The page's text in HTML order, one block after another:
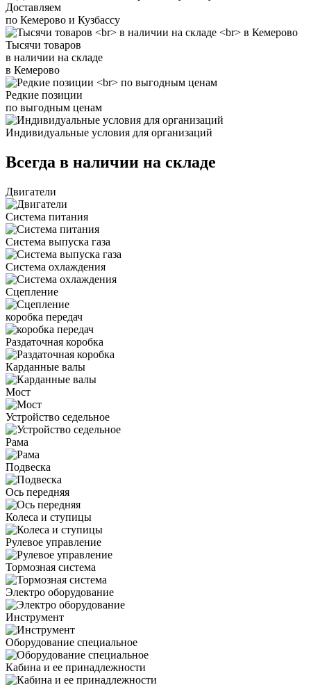
Доставляем
по Кемерово и Кузбассу
Тысячи товаров
в наличии на складе
в Кемерово
Редкие позиции
по выгодным ценам
Индивидуальные условия для организаций
Всегда в наличии на складе
Двигатели
Система питания
Система выпуска газа
Система охлаждения
Сцепление
коробка передач
Раздаточная коробка
Карданные валы
Мост
Устройство седельное
Рама
Подвеска
Ось передняя
Колеса и ступицы
Рулевое управление
Тормозная система
Электро оборудование
Инструмент
Оборудование специальное
Кабина и ее принадлежности